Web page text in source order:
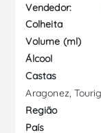
Vendedor:
Colheita
Volume (ml)
Álcool
Castas
Aragonez,
Região
País